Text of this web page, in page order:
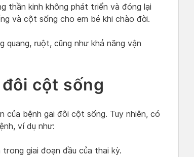
thần kinh không phát triển và đóng lại
và cột sống cho em bé khi chào đời.
ruột, cũng như khả năng vận
cột sống
của bệnh gai đôi cột sống. Tuy nhiên, có
ví dụ như:
giai đoạn đầu của thai kỳ.